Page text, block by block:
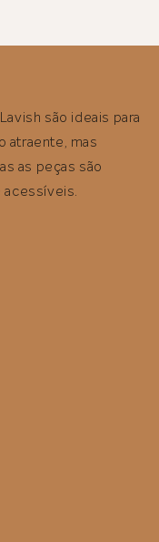
são ideais para
atraente, mas
as peças são
acessíveis.